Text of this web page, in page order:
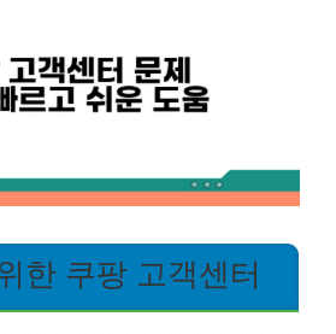
한 쿠팡 고객센터